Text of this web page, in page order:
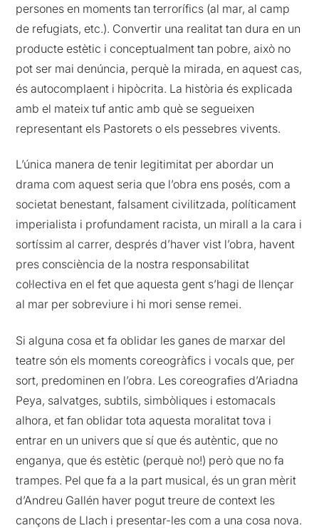
persones en moments tan terrorífics (al mar, al camp
de refugiats, etc.). Convertir una realitat tan dura en un
producte estètic i conceptualment tan pobre, això no
pot ser mai denúncia, perquè la mirada, en aquest cas,
és autocomplaent i hipòcrita. La història és explicada
amb el mateix tuf antic amb què se segueixen
representant els Pastorets o els pessebres vivents.
L’única manera de tenir legitimitat per abordar un
drama com aquest seria que l’obra ens posés, com a
societat benestant, falsament civilitzada, políticament
imperialista i profundament racista, un mirall a la cara i
sortíssim al carrer, després d’haver vist l’obra, havent
pres consciència de la nostra responsabilitat
col·lectiva en el fet que aquesta gent s’hagi de llençar
al mar per sobreviure i hi mori sense remei.
Si alguna cosa et fa oblidar les ganes de marxar del
teatre són els moments coreogràfics i vocals que, per
sort, predominen en l’obra. Les coreografies d’Ariadna
Peya, salvatges, subtils, simbòliques i estomacals
alhora, et fan oblidar tota aquesta moralitat tova i
entrar en un univers que sí que és autèntic, que no
enganya, que és estètic (perquè no!) però que no fa
trampes. Pel que fa a la part musical, és un gran mèrit
d’Andreu Gallén haver pogut treure de context les
cançons de Llach i presentar-les com a una cosa nova.